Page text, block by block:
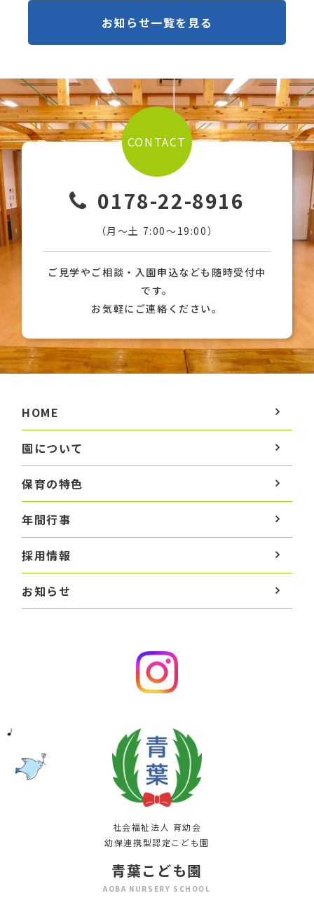
お知らせ一覧を見る
CONTACT
0178-22-8916
（月〜土 7:00〜19:00）
ご見学やご相談・入園申込なども随時受付中
です。
お気軽にご連絡ください。
HOME
園について
保育の特色
年間行事
採用情報
お知らせ
社会福祉法人 育幼会
幼保連携型認定こども園
青葉こども園
AOBA NURSERY SCHOOL